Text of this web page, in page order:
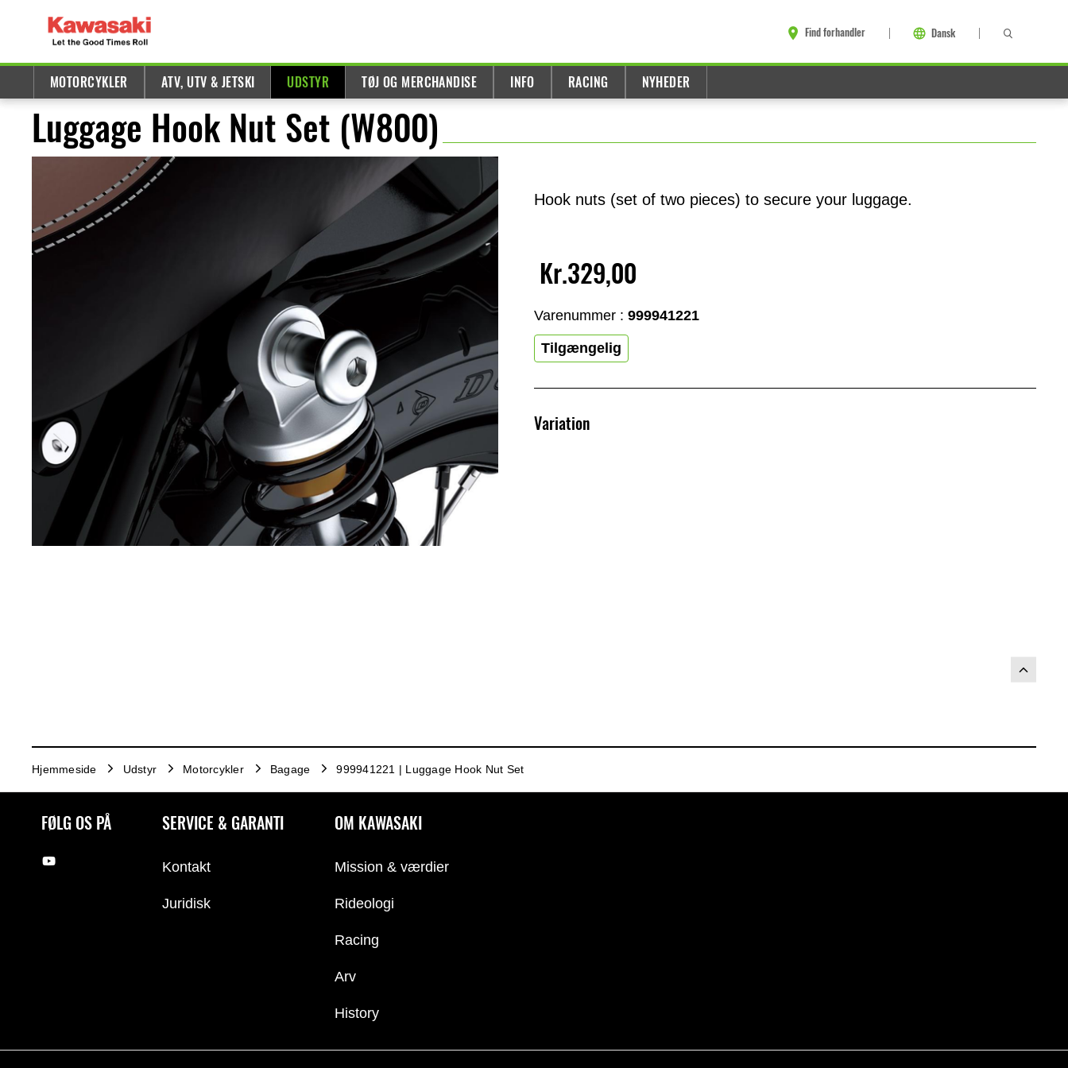
Find forhandler Dansk
MOTORCYKLER ATV, UTV & JETSKI UDSTYR TØJ OG MERCHANDISE INFO RACING NYHEDER
Luggage Hook Nut Set (W800)
Hook nuts (set of two pieces) to secure your luggage.
Kr.329,00
Varenummer : 999941221
Tilgængelig
Variation
Hjemmeside Udstyr Motorcykler Bagage 999941221 | Luggage Hook Nut Set
FØLG OS PÅ SERVICE & GARANTI
Kontakt
Juridisk
OM KAWASAKI
Mission & værdier
Rideologi
Racing
Arv
History